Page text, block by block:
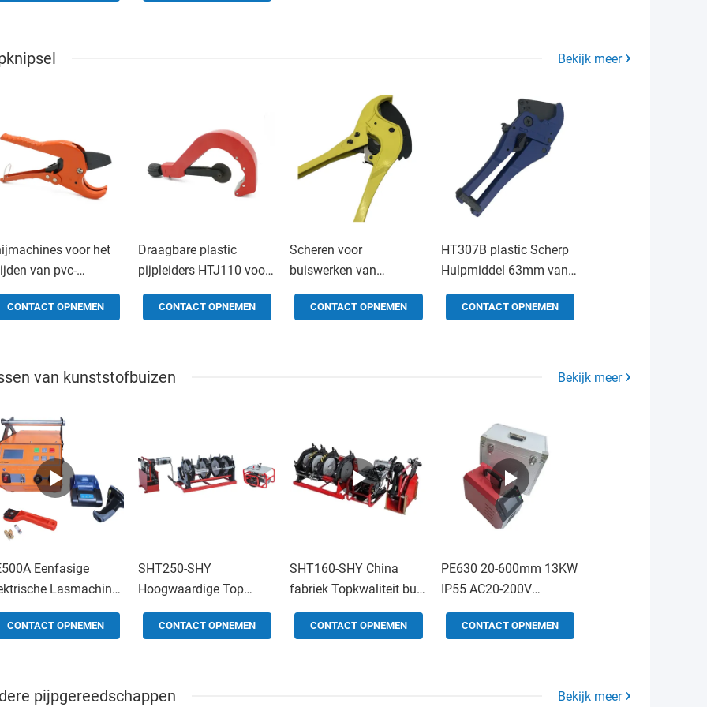
3/8-1"
Bekijk meer
voor het
van pvc-
van
HT312C
CONTACT OPNEMEN
Draagbare plastic
pijpleiders HTJ110 voor
fabrieken
CONTACT OPNEMEN
Scheren voor
buiswerken van
koolstofstaal en
kunststof HT75 voor
CONTACT OPNEMEN
HT307B plastic Scherp
Hulpmiddel 63mm van
Toolstation van de
Pijpsnijder Anticorrosion
CONTACT OPNEMEN
van kunststofbuizen Bekijk meer
Eenfasige
Lasmachine
smeltlasmachine
CONTACT OPNEMEN
SHT250-SHY
Hoogwaardige Top
kwaliteit butt
lasmachine butt fusie
Workshops
CONTACT OPNEMEN
SHT160-SHY China
fabriek Topkwaliteit butt
welding machine butt
fusie aansluiting voor
CONTACT OPNEMEN
PE630 20-600mm 13KW
IP55 AC20-200V
Elektrofusie lassen
CONTACT OPNEMEN
pijpgereedschappen Bekijk meer